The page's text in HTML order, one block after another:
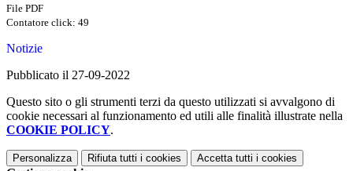
File PDF
Contatore click: 49
Notizie
Pubblicato il 27-09-2022
Questo sito o gli strumenti terzi da questo utilizzati si avvalgono di
cookie necessari al funzionamento ed utili alle finalità illustrate nella
COOKIE POLICY.
Personalizza Rifiuta tutti i cookies Accetta tutti i cookies